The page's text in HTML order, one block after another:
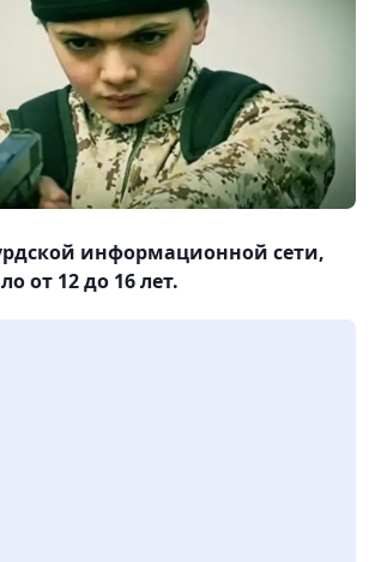
информационной сети,
от 12 до 16 лет.